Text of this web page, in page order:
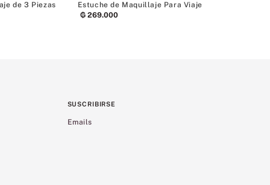
de 3 Piezas
Estuche de Maquillaje Para Viaje
₲ 269.000
SUSCRIBIRSE
Emails